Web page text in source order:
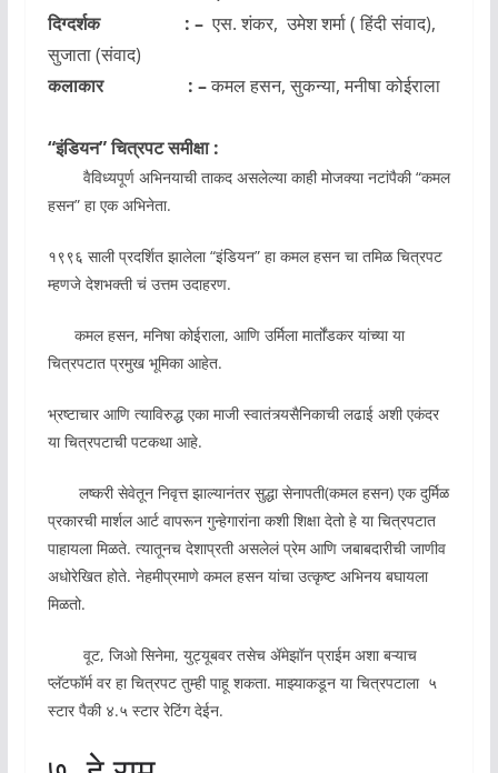
दिग्दर्शक : –एस. शंकर, उमेश शर्मा ( हिंदी संवाद),
सुजाता (संवाद)
कलाकार : –कमल हसन, सुकन्या, मनीषा कोईराला
“इंडियन” चित्रपट समीक्षा :
वैविध्यपूर्ण अभिनयाची ताकद असलेल्या काही मोजक्या नटांपैकी “कमल
हसन” हा एक अभिनेता.
१९९६ साली प्रदर्शित झालेला “इंडियन” हा कमल हसन चा तमिळ चित्रपट
म्हणजे देशभक्ती चं उत्तम उदाहरण.
कमल हसन, मनिषा कोईराला, आणि उर्मिला मार्तोंडकर यांच्या या
चित्रपटात प्रमुख भूमिका आहेत.
भ्रष्टाचार आणि त्याविरुद्ध एका माजी स्वातंत्र्यसैनिकाची लढाई अशी एकंदर
या चित्रपटाची पटकथा आहे.
लष्करी सेवेतून निवृत्त झाल्यानंतर सुद्धा सेनापती(कमल हसन) एक दुर्मिळ
प्रकारची मार्शल आर्ट वापरून गुन्हेगारांना कशी शिक्षा देतो हे या चित्रपटात
पाहायला मिळते. त्यातूनच देशाप्रती असलेलं प्रेम आणि जबाबदारीची जाणीव
अधोरेखित होते. नेहमीप्रमाणे कमल हसन यांचा उत्कृष्ट अभिनय बघायला
मिळतो.
वूट, जिओ सिनेमा, युट्यूबवर तसेच ॲमेझॉन प्राईम‌ अशा बऱ्याच
प्लॅटफॉर्म वर हा चित्रपट तुम्ही पाहू शकता. माझ्याकडून या चित्रपटाला ५
स्टार पैकी ४.५ स्टार रेटिंग देईन.